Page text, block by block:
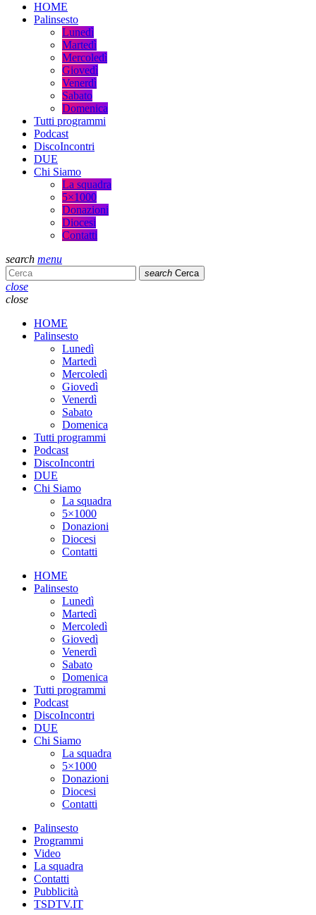
HOME
Palinsesto
Lunedì
Martedì
Mercoledì
Giovedì
Venerdì
Sabato
Domenica
Tutti programmi
Podcast
DiscoIncontri
DUE
Chi Siamo
La squadra
5×1000
Donazioni
Diocesi
Contatti
search menu
search Cerca
close
close
HOME
Palinsesto
Lunedì
Martedì
Mercoledì
Giovedì
Venerdì
Sabato
Domenica
Tutti programmi
Podcast
DiscoIncontri
DUE
Chi Siamo
La squadra
5×1000
Donazioni
Diocesi
Contatti
HOME
Palinsesto
Lunedì
Martedì
Mercoledì
Giovedì
Venerdì
Sabato
Domenica
Tutti programmi
Podcast
DiscoIncontri
DUE
Chi Siamo
La squadra
5×1000
Donazioni
Diocesi
Contatti
Palinsesto
Programmi
Video
La squadra
Contatti
Pubblicità
TSDTV.IT